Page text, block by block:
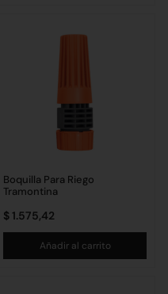
Boquilla Para Riego
Tramontina
$ 1.575,42
Añadir al carrito